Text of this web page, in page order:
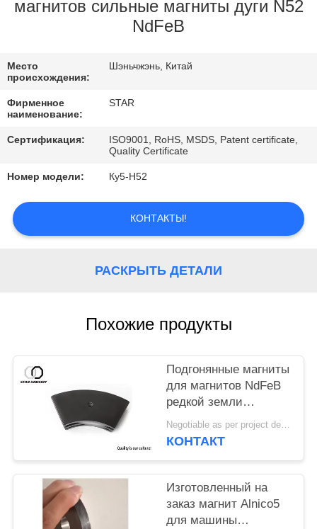
КАЧЕСТВА
МЫ
НОВОСТИ
магнитов сильные магниты дуги N52
NdFeB
Место
происхождения:
Шэньчжэнь, Китай
Фирменное
наименование:
STAR
Сертификация:
ISO9001, RoHS, MSDS, Patent certificate,
Quality Certificate
Номер модели: Ку5-Н52
КОНТАКТЫ!
РАСКРЫТЬ ДЕТАЛИ
Похожие продукты
Подгонянные магниты
для магнитов NdFeB
редкой земли
перманентности
неодимия эпоксидной
двигателя
автомобиля
Negotiable as per project details MOQ:Заказ образца
КОНТАКТ
Изготовленный на
заказ магнит Alnico5
для машины